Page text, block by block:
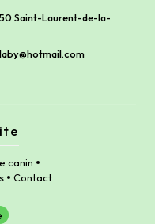
Saint-Laurent-de-la-
canin
Contact